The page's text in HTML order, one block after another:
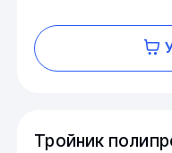
Тройник